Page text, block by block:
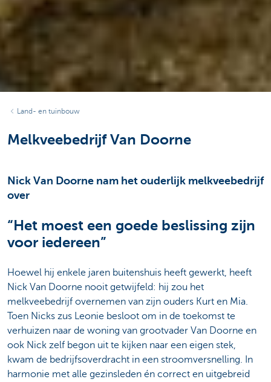
Land- en tuinbouw
Melkveebedrijf Van Doorne
Nick Van Doorne nam het ouderlijk melkveebedrijf
over
“Het moest een goede beslissing zijn
voor iedereen”
Hoewel hij enkele jaren buitenshuis heeft gewerkt, heeft
Nick Van Doorne nooit getwijfeld: hij zou het
melkveebedrijf overnemen van zijn ouders Kurt en Mia.
Toen Nicks zus Leonie besloot om in de toekomst te
verhuizen naar de woning van grootvader Van Doorne en
ook Nick zelf begon uit te kijken naar een eigen stek,
kwam de bedrijfsoverdracht in een stroomversnelling. In
harmonie met alle gezinsleden én correct en uitgebreid